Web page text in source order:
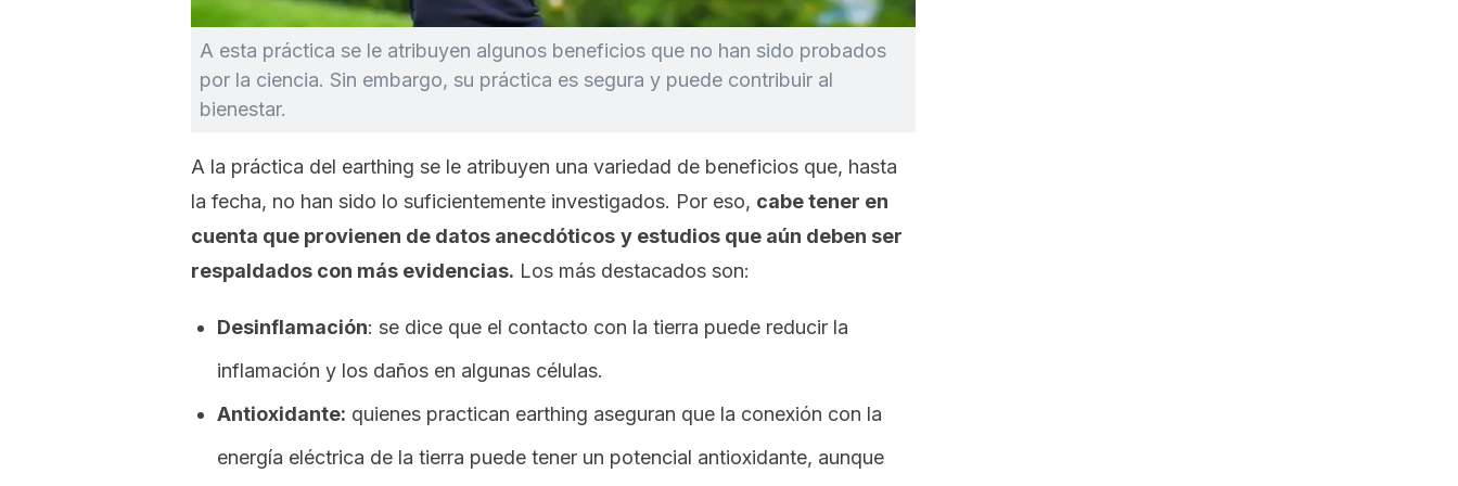
A esta práctica se le atribuyen algunos beneficios que no han sido probados
por la ciencia. Sin embargo, su práctica es segura y puede contribuir al
bienestar.
A la práctica del earthing se le atribuyen una variedad de beneficios que, hasta
la fecha, no han sido lo suficientemente investigados. Por eso, cabe tener en
cuenta que provienen de datos anecdóticos y estudios que aún deben ser
respaldados con más evidencias. Los más destacados son:
Desinflamación: se dice que el contacto con la tierra puede reducir la
inflamación y los daños en algunas células.
Antioxidante: quienes practican earthing aseguran que la conexión con la
energía eléctrica de la tierra puede tener un potencial antioxidante, aunque